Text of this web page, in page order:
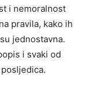
i nemoralnost
pravila, kako ih
jednostavna.
i svaki od